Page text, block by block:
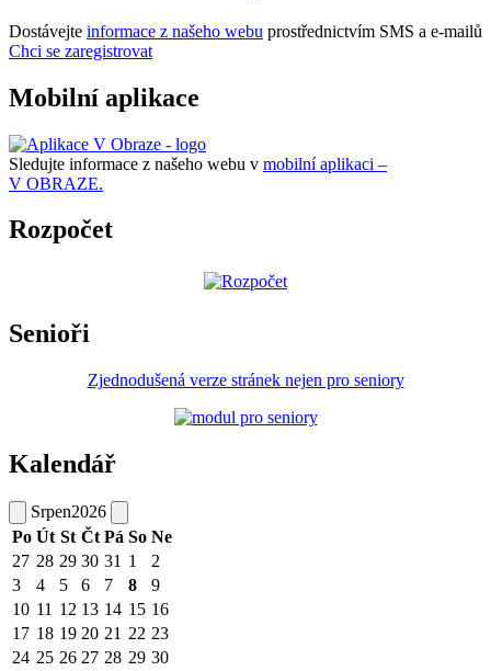
Dostávejte informace z našeho webu prostřednictvím SMS a e-mailů
Chci se zaregistrovat
Mobilní aplikace
Sledujte informace z našeho webu v mobilní aplikaci –
V OBRAZE.
Rozpočet
Senioři
Zjednodušená verze stránek nejen pro seniory
Kalendář
Srpen2026
Po Út St Čt Pá So Ne
27 28 29 30 31 1
2
3
4 5 6 7 8
9
10 11 12 13 14 15 16
17 18 19 20 21 22 23
24 25 26 27 28 29 30